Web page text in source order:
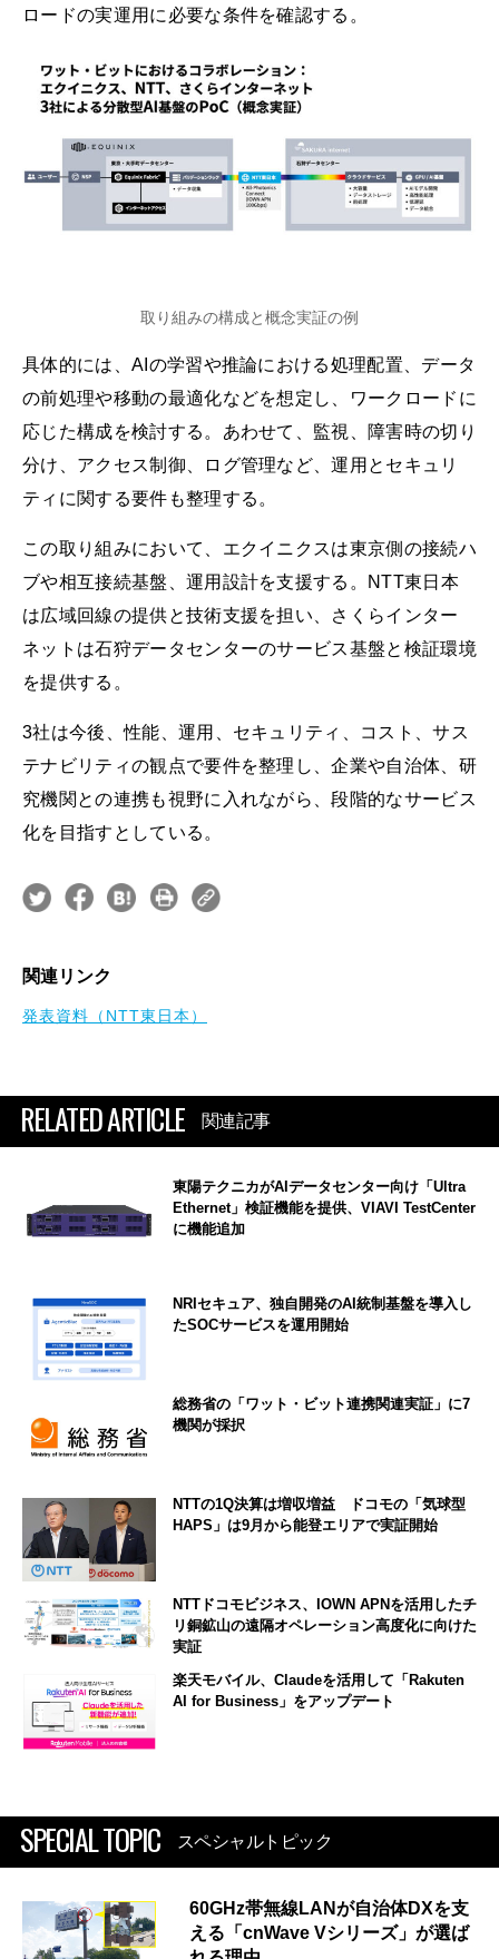
ロードの実運用に必要な条件を確認する。
取り組みの構成と概念実証の例
具体的には、AIの学習や推論における処理配置、データ
の前処理や移動の最適化などを想定し、ワークロードに
応じた構成を検討する。あわせて、監視、障害時の切り
分け、アクセス制御、ログ管理など、運用とセキュリ
ティに関する要件も整理する。
この取り組みにおいて、エクイニクスは東京側の接続ハ
ブや相互接続基盤、運用設計を支援する。NTT東日本
は広域回線の提供と技術支援を担い、さくらインター
ネットは石狩データセンターのサービス基盤と検証環境
を提供する。
3社は今後、性能、運用、セキュリティ、コスト、サス
テナビリティの観点で要件を整理し、企業や自治体、研
究機関との連携も視野に入れながら、段階的なサービス
化を目指すとしている。
関連リンク
発表資料（NTT東日本）
RELATED ARTICLE 関連記事
東陽テクニカがAIデータセンター向け「Ultra
Ethernet」検証機能を提供、VIAVI TestCenter
に機能追加
NRIセキュア、独自開発のAI統制基盤を導入し
たSOCサービスを運用開始
総務省の「ワット・ビット連携関連実証」に7
機関が採択
NTTの1Q決算は増収増益 ドコモの「気球型
HAPS」は9月から能登エリアで実証開始
NTTドコモビジネス、IOWN APNを活用したチ
リ銅鉱山の遠隔オペレーション高度化に向けた
実証
楽天モバイル、Claudeを活用して「Rakuten
AI for Business」をアップデート
SPECIAL TOPIC スペシャルトピック
60GHz帯無線LANが自治体DXを支
える「cnWave Vシリーズ」が選ば